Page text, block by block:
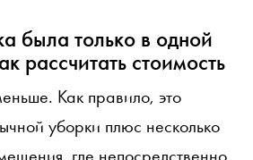
была только в одной
рассчитать стоимость
Как правило, это
уборки плюс несколько
где непосредственно